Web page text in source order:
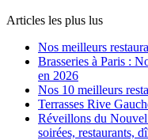
Articles les plus lus
Nos meilleurs
Brasseries à Paris :
en 2026
Nos 10 meilleurs
Terrasses Rive
Réveillons du
soirées, restaurants,